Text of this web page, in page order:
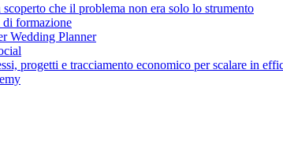
che il problema non era solo lo strumento
di formazione
Wedding Planner
progetti e tracciamento economico per scalare in